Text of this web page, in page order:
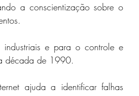
a conscientização sobre o
e para o controle e
década de 1990.
ajuda a identificar falhas